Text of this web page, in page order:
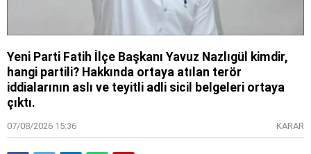
Yeni Parti Fatih İlçe Başkanı Yavuz Nazlıgül kimdir,
hangi partili? Hakkında ortaya atılan terör
iddialarının aslı ve teyitli adli sicil belgeleri ortaya
çıktı.
07/08/2026 15:36 KARAR